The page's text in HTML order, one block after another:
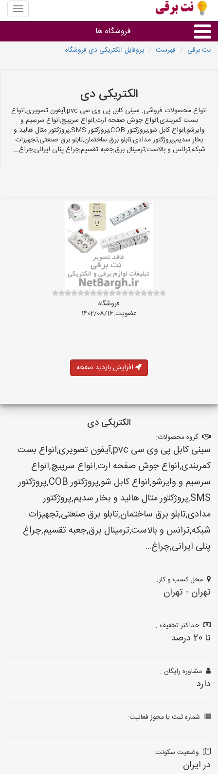
منوی
سایت
برقی
فروشگاه ها
سایر گروه ها
فروشنده های لوازم برقی
نت برقی فهرست پروفایل الکتریکی دی فروشگاه
الکتریکی دی
انواع محصولات فروشی: سینی کابل پی وی سی pvc,آیفون تصویری,انواع
بست کمربندی,انواع جوش صفحه ارت,انواع سرپیچ,انواع سرسیم و
وایرشو,انواع کابل شو,پروژکتور COB,پروژکتور SMS,پروژکتور متال هالید و
بخار سدیم,پروژکتور مدادی,تابلو برق ساختمان,تابلو برق صنعتی,تجهیزات
شبکه,ترانس و بالاست,ترمینال برق,جعبه تقسیم,چراغ پنلی ایرانی,چراغ...
فروشگاه
عضویت:1402/08/16
افزایش بازدید صفحه
الکتریکی دی
گروه محصولات:
سینی کابل پی وی سی pvc,آیفون تصویری,انواع بست
کمربندی,انواع جوش صفحه ارت,انواع سرپیچ,انواع
سرسیم و وایرشو,انواع کابل شو,پروژکتور COB,پروژکتور
SMS,پروژکتور متال هالید و بخار سدیم,پروژکتور
مدادی,تابلو برق ساختمان,تابلو برق صنعتی,تجهیزات
شبکه,ترانس و بالاست,ترمینال برق,جعبه تقسیم,چراغ
پنلی ایرانی,چراغ...
محل کسب و کار:
تهران - تهران
حداکثر تخفیف :
تا 20 درصد
مشاوره رایگان :
دارد
شماره ثبت یا مجوز فعالیت:
وضعیت سکونت:
در ایران